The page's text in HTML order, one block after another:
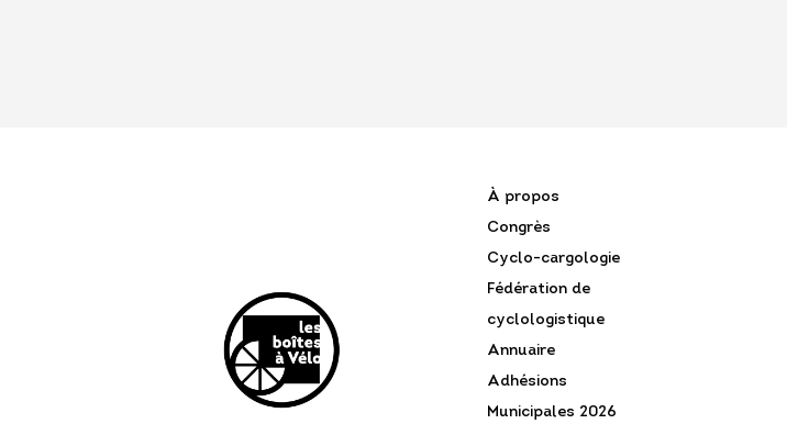
À propos
Congrès
Cyclo-cargologie
Fédération de
cyclologistique
Annuaire
Adhésions
Municipales 2026